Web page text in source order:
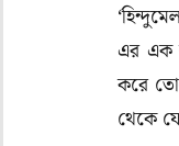
এর এক
করে
থেকে